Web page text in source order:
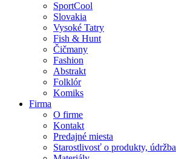
SportCool
Slovakia
Vysoké Tatry
Fish & Hunt
Čičmany
Fashion
Abstrakt
Folklór
Komiks
Firma
O firme
Kontakt
Predajné miesta
Starostlivosť o produkty, údržba